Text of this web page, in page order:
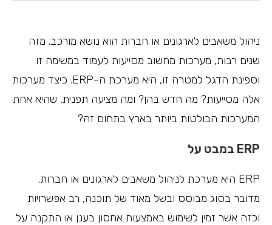
ניהול משאבים לארגונים או חברות הוא נושא מורכב. מזה
שנים רבות, מערכות מחשוב מסייעות לעמוד במשימה זו
וספינת הדגל למטרה זו, היא מערכת ה-ERP. כיצד מערכות
אלה מסייעות? מה חדש בהן? ומה מציעה תפנית, שהיא אחת
המערכות הבולטות ביותר בארץ בתחום זה?
ERP במבט על
ERP היא מערכת לניהול משאבים לארגונים או חברות.
מדובר בסוג מבוסס ובשל מאוד של תוכנה, רב אפשרויות
וכזה אשר זמין לשימוש באמצעות אחסון בענן או התקנה על